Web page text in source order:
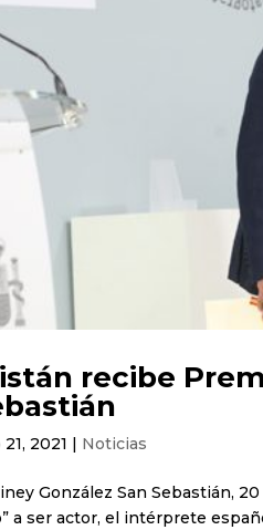
recibe
2021 | Noticias
González San Sebastián,
a ser actor, el intérprete